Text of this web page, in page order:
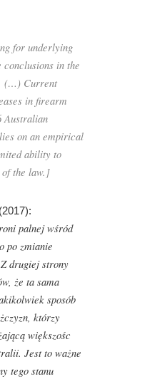
for underlying
conclusions in the
(…) Current
in firearm
Australian
on an empirical
ability to
the law.]
palnej wśród
po zmianie
drugiej strony
że ta sama
sposób
którzy
większośc
Jest to ważne
tego stanu